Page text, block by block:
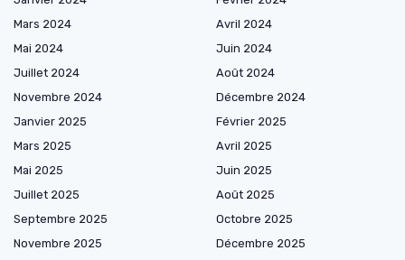
Mars 2024
Avril 2024
Mai 2024
Juin 2024
Juillet 2024
Août 2024
Novembre 2024
Décembre 2024
Janvier 2025
Février 2025
Mars 2025
Avril 2025
Mai 2025
Juin 2025
Juillet 2025
Août 2025
Septembre 2025
Octobre 2025
Novembre 2025
Décembre 2025